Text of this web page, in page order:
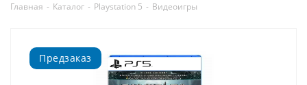
Главная - Каталог - Playstation 5 - Видеоигры
Предзаказ